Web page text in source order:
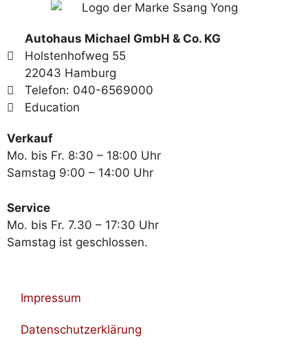
Autohaus Michael GmbH & Co. KG
Holstenhofweg 55
22043 Hamburg
Telefon: 040-6569000
Education
Verkauf
Mo. bis Fr. 8:30 – 18:00 Uhr
Samstag 9:00 – 14:00 Uhr
Service
Mo. bis Fr. 7.30 – 17:30 Uhr
Samstag ist geschlossen.
Impressum
Datenschutzerklärung